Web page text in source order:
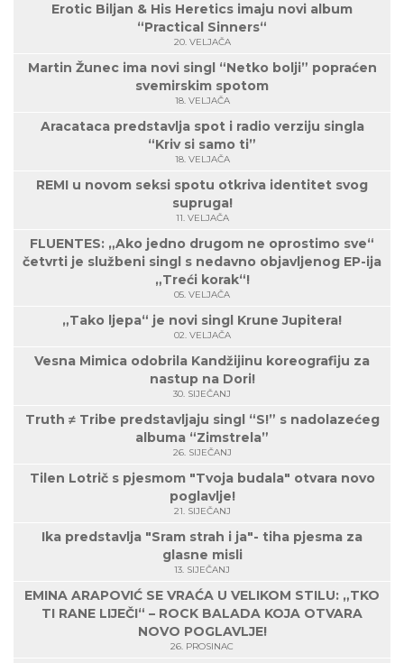
Erotic Biljan & His Heretics imaju novi album
“Practical Sinners“
20. VELJAČA
Martin Žunec ima novi singl “Netko bolji” popraćen
svemirskim spotom
18. VELJAČA
Aracataca predstavlja spot i radio verziju singla
“Kriv si samo ti”
18. VELJAČA
REMI u novom seksi spotu otkriva identitet svog
supruga!
11. VELJAČA
FLUENTES: „Ako jedno drugom ne oprostimo sve“
četvrti je službeni singl s nedavno objavljenog EP-ija
„Treći korak“!
05. VELJAČA
„Tako ljepa“ je novi singl Krune Jupitera!
02. VELJAČA
Vesna Mimica odobrila Kandžijinu koreografiju za
nastup na Dori!
30. SIJEČANJ
Truth ≠ Tribe predstavljaju singl “S!” s nadolazećeg
albuma “Zimstrela”
26. SIJEČANJ
Tilen Lotrič s pjesmom "Tvoja budala" otvara novo
poglavlje!
21. SIJEČANJ
Ika predstavlja "Sram strah i ja"- tiha pjesma za
glasne misli
13. SIJEČANJ
EMINA ARAPOVIĆ SE VRAĆA U VELIKOM STILU: „TKO
TI RANE LIJEČI“ – ROCK BALADA KOJA OTVARA
NOVO POGLAVLJE!
26. PROSINAC